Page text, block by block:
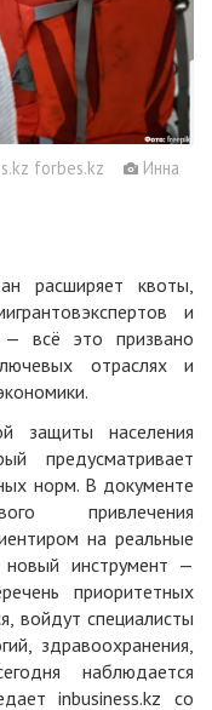
forbes.kz
Инна
расширяет квоты,
и
— всё это призвано
отраслях и
защиты населения
предусматривает
норм. В документе
привлечения
на реальные
инструмент —
приоритетных
войдут специалисты
здравоохранения,
наблюдается
inbusiness.kz со